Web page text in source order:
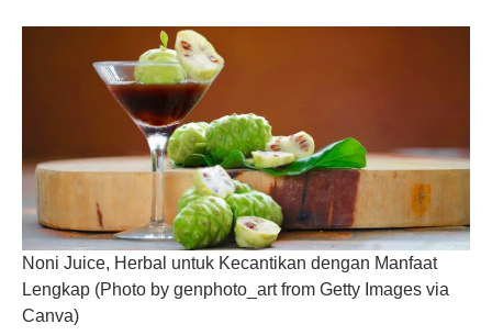
Noni Juice, Herbal untuk Kecantikan dengan Manfaat
Lengkap (Photo by genphoto_art from Getty Images via
Canva)